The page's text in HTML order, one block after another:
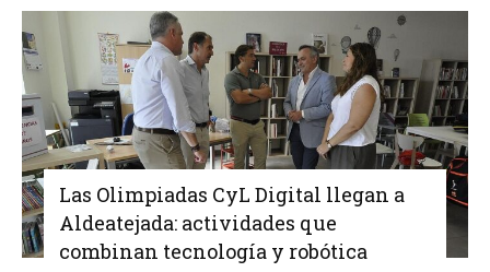
Las Olimpiadas CyL Digital llegan a
Aldeatejada: actividades que
combinan tecnología y robótica